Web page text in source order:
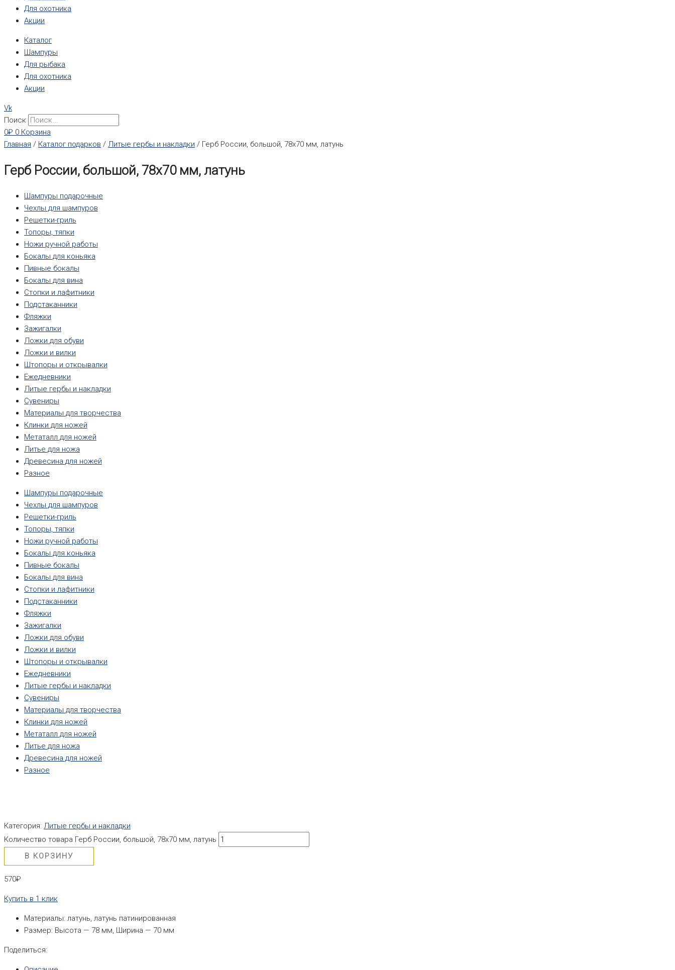
Для охотника
Акции
Каталог
Шампуры
Для рыбака
Для охотника
Акции
Vk
Поиск
0₽ 0 Корзина
Главная / Каталог подарков / Литые гербы и накладки / Герб России, большой, 78х70 мм, латунь
Герб России, большой, 78х70 мм, латунь
Шампуры подарочные
Чехлы для шампуров
Решетки-гриль
Топоры, тяпки
Ножи ручной работы
Бокалы для коньяка
Пивные бокалы
Бокалы для вина
Стопки и лафитники
Подстаканники
Фляжки
Зажигалки
Ложки для обуви
Ложки и вилки
Штопоры и открывалки
Ежедневники
Литые гербы и накладки
Сувениры
Материалы для творчества
Клинки для ножей
Метаталл для ножей
Литье для ножа
Древесина для ножей
Разное
Шампуры подарочные
Чехлы для шампуров
Решетки-гриль
Топоры, тяпки
Ножи ручной работы
Бокалы для коньяка
Пивные бокалы
Бокалы для вина
Стопки и лафитники
Подстаканники
Фляжки
Зажигалки
Ложки для обуви
Ложки и вилки
Штопоры и открывалки
Ежедневники
Литые гербы и накладки
Сувениры
Материалы для творчества
Клинки для ножей
Метаталл для ножей
Литье для ножа
Древесина для ножей
Разное
Категория: Литые гербы и накладки
Количество товара Герб России, большой, 78х70 мм, латунь
В КОРЗИНУ
570₽
Купить в 1 клик
Материалы: латунь, латунь патинированная
Размер: Высота — 78 мм, Ширина — 70 мм
Поделиться: